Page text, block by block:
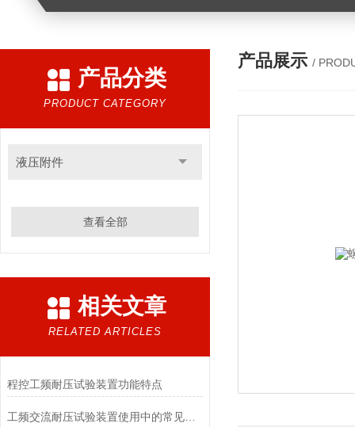
产品分类
PRODUCT CATEGORY
液压附件
查看全部
相关文章
RELATED ARTICLES
程控工频耐压试验装置功能特点
工频交流耐压试验装置使用中的常见问题与应对措施
产品展示 /